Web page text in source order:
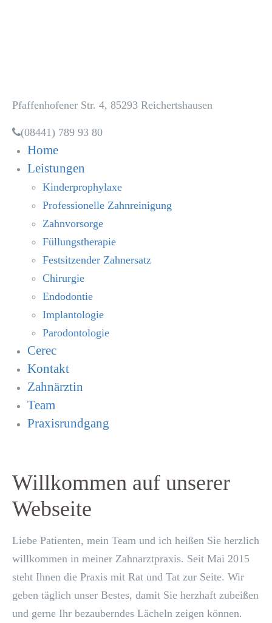
Pfaffenhofener Str. 4, 85293 Reichertshausen
(08441) 789 93 80
Home
Leistungen
Kinderprophylaxe
Professionelle Zahnreinigung
Zahnvorsorge
Füllungstherapie
Festsitzender Zahnersatz
Chirurgie
Endodontie
Implantologie
Parodontologie
Cerec
Kontakt
Zahnärztin
Team
Praxisrundgang
Willkommen auf unserer
Webseite
Liebe Patienten, mein Team und ich heißen Sie herzlich
willkommen in meiner Zahnarztpraxis. Seit Mai 2015
steht Ihnen die Praxis mit Rat und Tat zur Seite. Wir
geben täglich unser Bestes, damit Sie herzhaft zubeißen
und gerne Ihr bezauberndes Lächeln zeigen können.